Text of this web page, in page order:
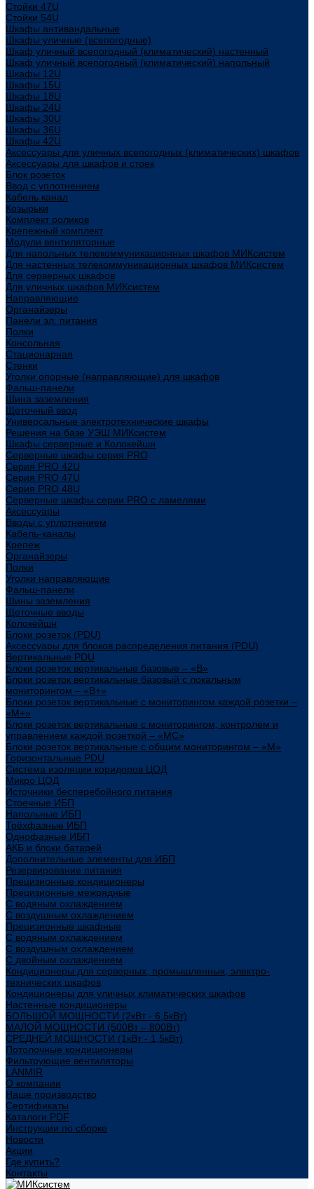
Стойки 47U
Стойки 54U
Шкафы антивандальные
Шкафы уличные (всепогодные)
Шкаф уличный всепогодный (климатический) настенный
Шкаф уличный всепогодный (климатический) напольный
Шкафы 12U
Шкафы 15U
Шкафы 18U
Шкафы 24U
Шкафы 30U
Шкафы 36U
Шкафы 42U
Аксессуары для уличных всепогодных (климатических) шкафов
Аксессуары для шкафов и стоек
Блок розеток
Ввод с уплотнением
Кабель канал
Козырьки
Комплект роликов
Крепежный комплект
Модули вентиляторные
Для напольных телекоммуникационных шкафов МИКсистем
Для настенных телекоммуникационных шкафов МИКсистем
Для серверных шкафов
Для уличных шкафов МИКсистем
Направляющие
Органайзеры
Панели эл. питания
Полки
Консольная
Стационарная
Стенки
Уголки опорные (направляющие) для шкафов
Фальш-панели
Шина заземления
Щеточный ввод
Универсальные электротехнические шкафы
Решения на базе УЭШ МИКсистем
Шкафы серверные и Колокейшн
Серверные шкафы серия PRO
Серия PRO 42U
Серия PRO 47U
Серия PRO 48U
Серверные шкафы серии PRO с ламелями
Аксессуары
Вводы с уплотнением
Кабель-каналы
Крепеж
Органайзеры
Полки
Уголки направляющие
Фальш-панели
Шины заземления
Щеточные вводы
Колокейшн
Блоки розеток (PDU)
Аксессуары для блоков распределения питания (PDU)
Вертикальные PDU
Блоки розеток вертикальные базовые – «В»
Блоки розеток вертикальные базовый с локальным
мониторингом – «В+»
Блоки розеток вертикальные с мониторингом каждой розетки –
«М+»
Блоки розеток вертикальные с мониторингом, контролем и
управлением каждой розеткой – «МС»
Блоки розеток вертикальные с общим мониторингом – «М»
Горизонтальные PDU
Система изоляции коридоров ЦОД
Микро ЦОД
Источники бесперебойного питания
Стоечные ИБП
Напольные ИБП
Трёхфазные ИБП
Однофазные ИБП
АКБ и блоки батарей
Дополнительные элементы для ИБП
Резервирование питания
Прецизионные кондиционеры
Прецизионные межрядные
С водяным охлаждением
С воздушным охлаждением
Прецизионные шкафные
С водяным охлаждением
С воздушным охлаждением
С двойным охлаждением
Кондиционеры для серверных, промышленных, электро-
технических шкафов
Кондиционеры для уличных климатических шкафов
Настенные кондиционеры
БОЛЬШОЙ МОЩНОСТИ (2кВт - 6,5кВт)
МАЛОЙ МОЩНОСТИ (500Вт – 800Вт)
СРЕДНЕЙ МОЩНОСТИ (1кВт - 1,5кВт)
Потолочные кондиционеры
Фильтрующие вентиляторы
LANMIR
О компании
Наше производство
Сертификаты
Каталоги PDF
Инструкции по сборке
Новости
Акции
Где купить?
Контакты